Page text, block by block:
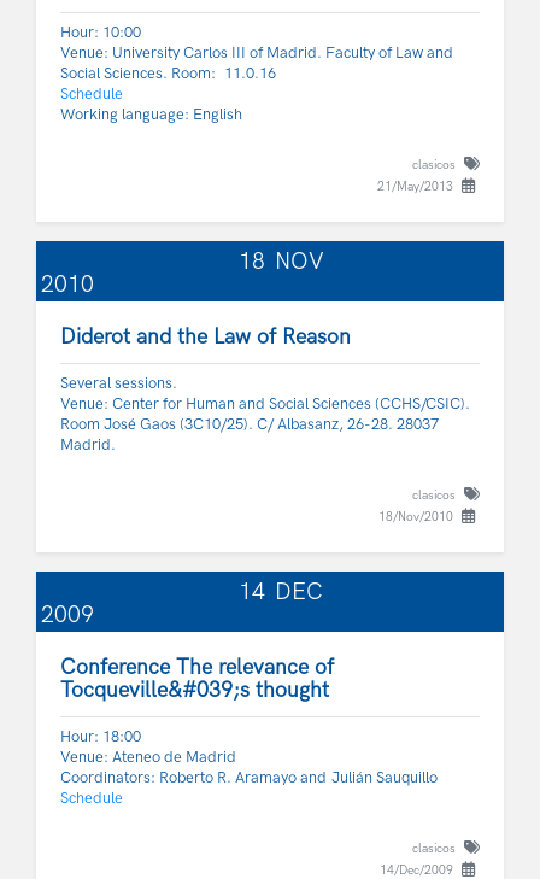
Hour: 10:00
Venue: University Carlos III of Madrid. Faculty of Law and
Social Sciences. Room: 11.0.16
Schedule
Working language: English
clasicos
21/May/2013
18 NOV
2010
Diderot and the Law of Reason
Several sessions.
Venue: Center for Human and Social Sciences (CCHS/CSIC).
Room José Gaos (3C10/25). C/ Albasanz, 26-28. 28037
Madrid.
clasicos
18/Nov/2010
14 DEC
2009
Conference The relevance of
Tocqueville&#039;s thought
Hour: 18:00
Venue: Ateneo de Madrid
Coordinators: Roberto R. Aramayo and Julián Sauquillo
Schedule
clasicos
14/Dec/2009